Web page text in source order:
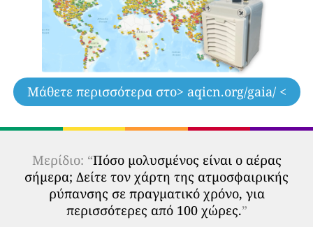
Μάθετε περισσότερα στο> aqicn.org/gaia/ <
Μερίδιο: “Πόσο μολυσμένος είναι ο αέρας
σήμερα; Δείτε τον χάρτη της ατμοσφαιρικής
ρύπανσης σε πραγματικό χρόνο, για
περισσότερες από 100 χώρες.”